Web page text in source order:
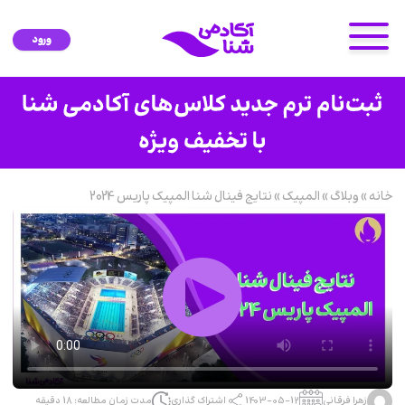
ورود
خانه»وبلاگ»المپیک»نتایج فینال شنا المپیک پاریس 2024
زهرا فرقانی 1403-05-12 اشتراک گذاری مدت زمان مطالعه: 18 دقیقه